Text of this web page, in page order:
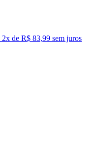
2x de R$ 83,99 sem juros